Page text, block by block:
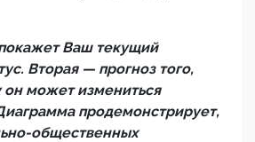
Ваш текущий
Вторая — прогноз того,
он может измениться
продемонстрирует,
общественных